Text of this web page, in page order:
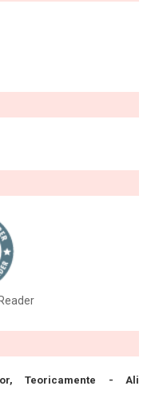
Teoricamente - Ali